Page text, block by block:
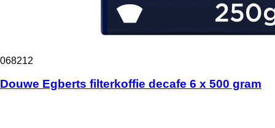
068212
Douwe Egberts filterkoffie decafe 6 x 500 gram